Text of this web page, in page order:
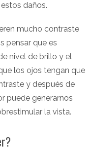
daños.
mucho contraste
pensar que es
nivel de brillo y el
los ojos tengan que
y después de
puede generarnos
la vista.